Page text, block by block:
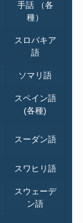
手話 （各
種）
スロバキア
語
ソマリ語
スペイン語
(各種)
スーダン語
スワヒリ語
スウェーデ
ン語